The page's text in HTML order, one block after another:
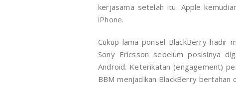
kerjasama setelah itu. Apple
iPhone.
Cukup lama ponsel BlackBerry hadir
Sony Ericsson sebelum posisinya
Android. Keterikatan (engagement)
BBM menjadikan BlackBerry bertahan